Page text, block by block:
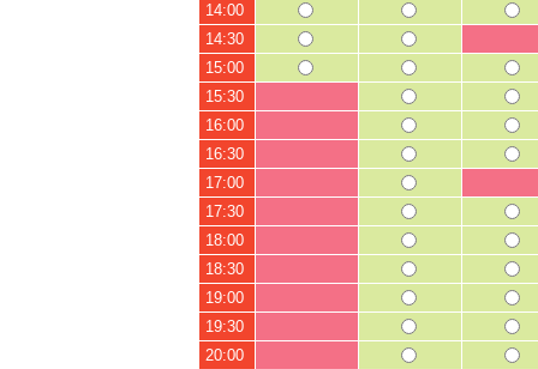
14:00
14:30
15:00
15:30
16:00
16:30
17:00
17:30
18:00
18:30
19:00
19:30
20:00